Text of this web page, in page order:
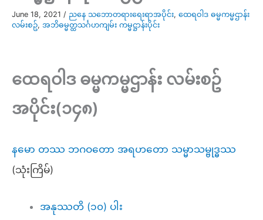
June 18, 2021 / ညနေ သဘောတရားရေးရာအပိုင်း, ထေရဝါဒ ဓမ္မကမ္မဌာန်း
လမ်းစဥ်, အဘိဓမ္မတ္ထသင်္ဂဟကျမ်း ကမ္မဋ္ဌာန်းပိုင်း
ထေရဝါဒ ဓမ္မကမ္မဌာန်း လမ်းစဥ်
အပိုင်း(၁၄၈)
နမော တဿ ဘဂဝတော အရဟတော သမ္မာသမ္ဗုဒ္ဓဿ
(သုံးကြိမ်)
အနုဿတိ (၁၀) ပါး